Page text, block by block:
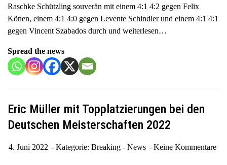
Raschke Schützling souverän mit einem 4:1 4:2 gegen Felix
Könen, einem 4:1 4:0 gegen Levente Schindler und einem 4:1 4:1
gegen Vincent Szabados durch und weiterlesen…
Spread the news
Eric Müller mit Topplatzierungen bei den
Deutschen Meisterschaften 2022
4. Juni 2022 Kategorie: Breaking - News Keine Kommentare